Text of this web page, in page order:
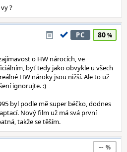
?
PC 80
o HW nárocích, ve
byť tedy jako obvykle u všech
HW nároky jsou nižší. Ale to už
ignorujte. :)
byl podle mě super béčko, dodnes
Nový film už má svá první
takže se těším.
--